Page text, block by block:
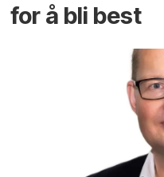
for å bli best